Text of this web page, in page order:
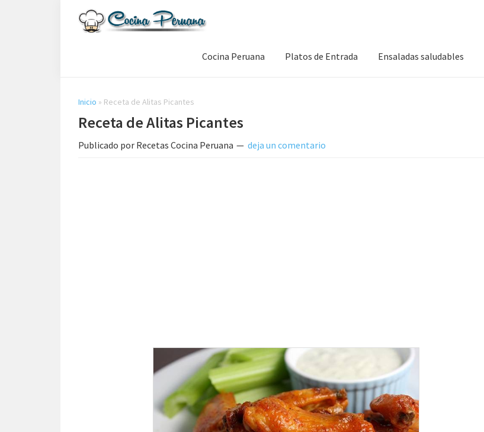
de
Comida
Peruana
Cocina Peruana Platos de Entrada Ensaladas saludables
Inicio » Receta de Alitas Picantes
Receta de Alitas Picantes
Publicado por Recetas Cocina Peruana deja un comentario